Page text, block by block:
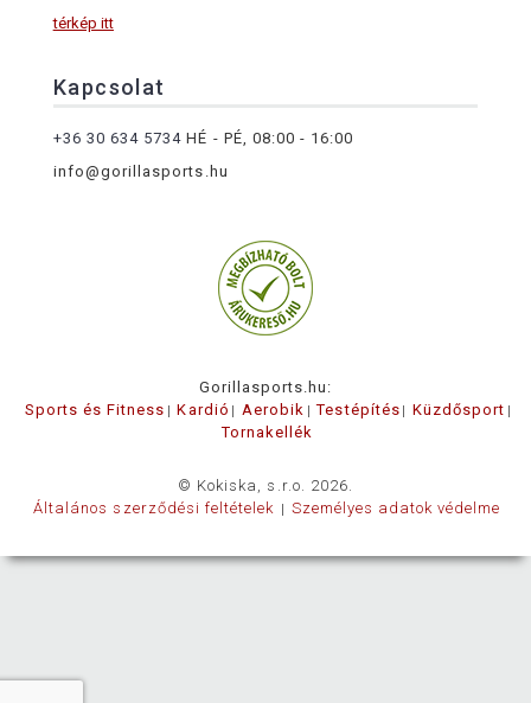
térkép itt
Kapcsolat
+36 30 634 5734 HÉ - PÉ, 08:00 - 16:00
info@gorillasports.hu
Gorillasports.hu:
Sports és Fitness
Kardió Aerobik Testépítés
Küzdősport
Tornakellék
© Kokiska, s.r.o. 2026.
Általános szerződési feltételek
Személyes adatok védelme